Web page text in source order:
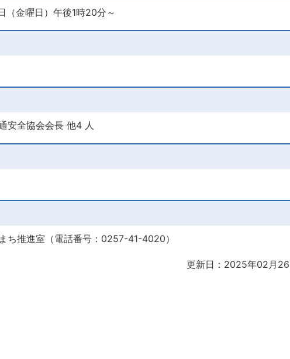
金曜日）午後1時20分～
安全協会会長 他4 人
ち推進室（電話番号：0257-41-4020）
更新日：2025年02月26